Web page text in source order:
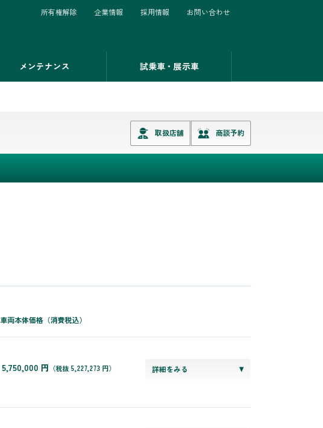
メンテナンス 試乗車・展示車
所有権解除 企業情報 採用情報 お問い合わせ
取扱店舗 商談予約
車両本体価格（消費税込）
5,750,000 円 （税抜 5,227,273 円） 詳細をみる